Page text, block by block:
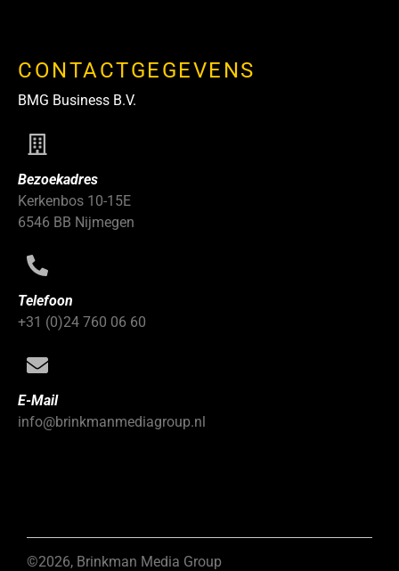
CONTACTGEGEVENS
BMG Business B.V.
Bezoekadres
Kerkenbos 10-15E
6546 BB Nijmegen
Telefoon
+31 (0)24 760 06 60
E-Mail
info@brinkmanmediagroup.nl
©2026, Brinkman Media Group